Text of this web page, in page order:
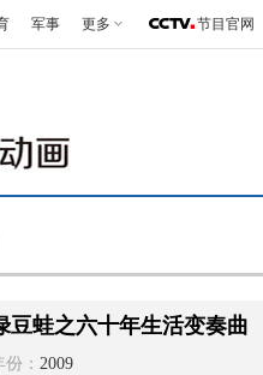
军事 更多 节目官网
豆蛙之六十年生活变奏曲
份： 2009